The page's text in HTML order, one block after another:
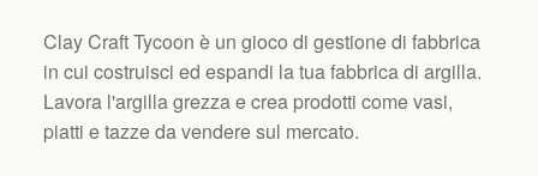
Clay Craft Tycoon è un gioco di gestione di fabbrica
in cui costruisci ed espandi la tua fabbrica di argilla.
Lavora l'argilla grezza e crea prodotti come vasi,
piatti e tazze da vendere sul mercato.